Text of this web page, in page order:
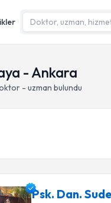
- Ankara
- uzman bulundu
Psk. Dan.